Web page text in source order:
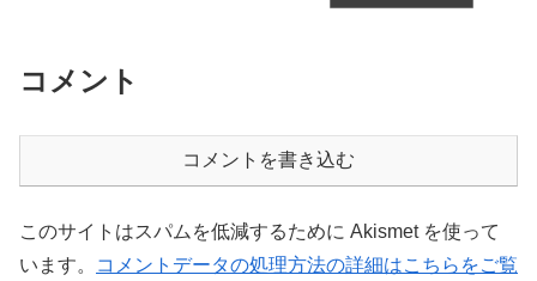
コメント
コメントを書き込む
このサイトはスパムを低減するために Akismet を使って
います。
コメントデータの処理方法の詳細はこちらをご覧